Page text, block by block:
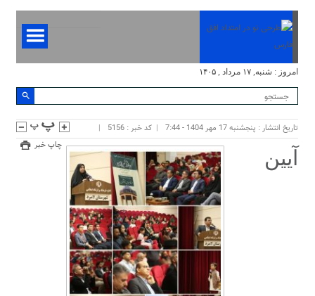
امروز : شنبه, ۱۷ مرداد , ۱۴۰۵
تاریخ انتشار : پنجشنبه 17 مهر 1404 - 7:44
کد خبر : 5156
چاپ خبر
آیین